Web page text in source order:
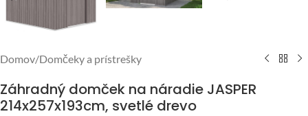
Domov/Domčeky a prístrešky
Záhradný domček na náradie JASPER
214x257x193cm, svetlé drevo